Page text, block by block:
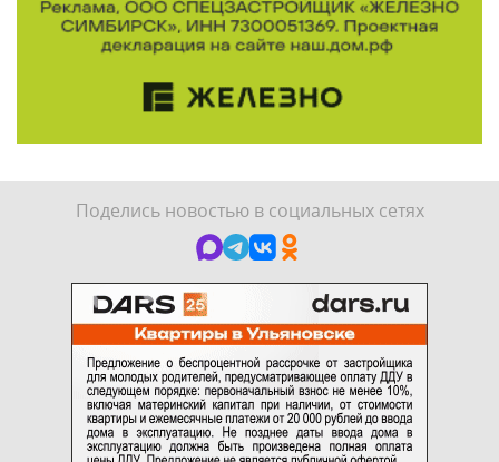
Поделись новостью в социальных сетях